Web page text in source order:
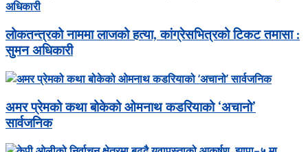
लोकतन्त्रको नाममा लाजको हत्या, कांग्रेसभित्रको टिकट तमासा :
सुमन अधिकारी
अमर प्रेमको कथा बोकेको ओमनाथ कडरियाको ‘अचानो’
सार्वजनिक